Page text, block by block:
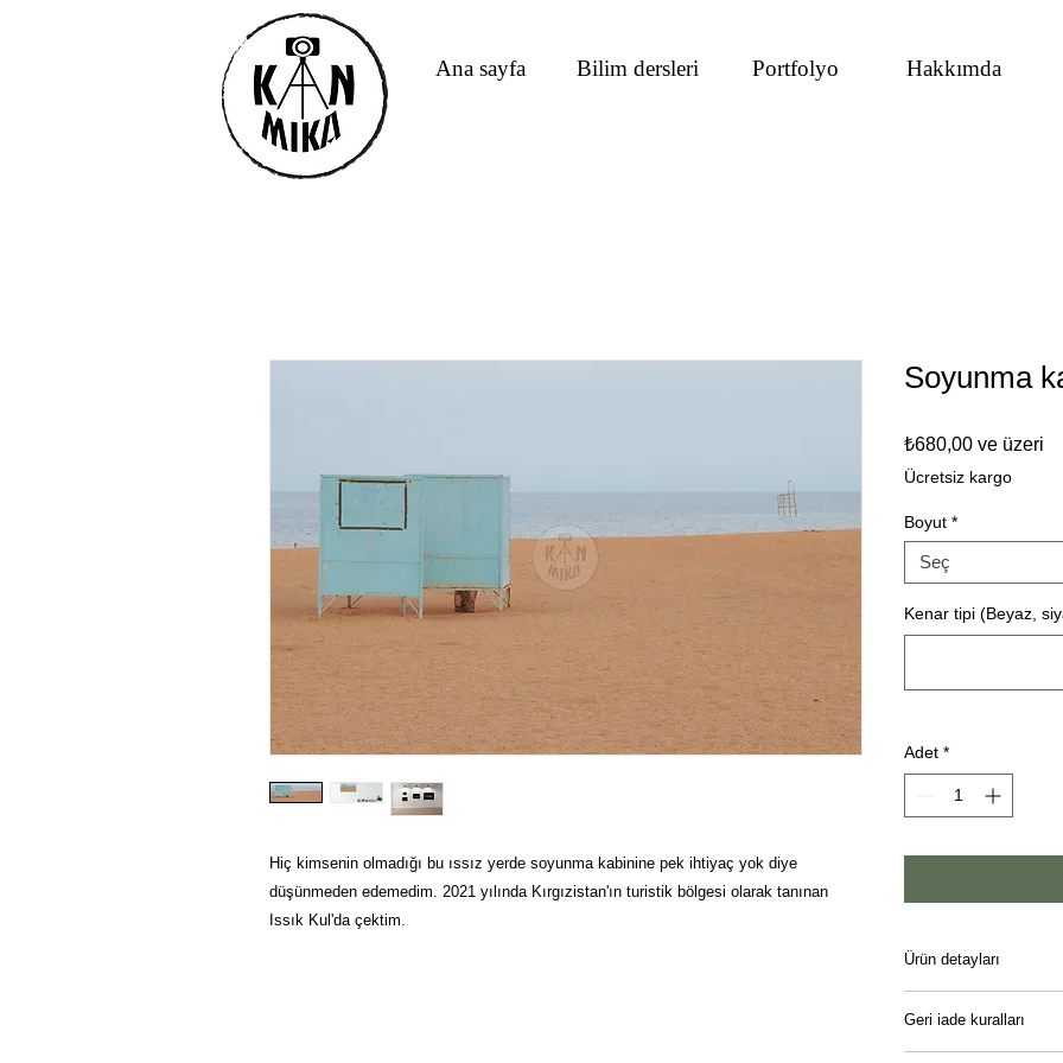
Ana sayfa Bilim dersleri Portfolyo Hakkımda
Hiç kimsenin olmadığı bu ıssız yerde soyunma kabinine pek ihtiyaç yok diye
düşünmeden edemedim. 2021 yılında Kırgızistan'ın turistik bölgesi olarak tanınan
Issık Kul'da çektim.
Soyunma
₺680,00 ve üzeri
Ücretsiz kargo
Boyut *
Seç
Kenar tipi (Beyaz,
Adet *
Ürün detayları
uzun ömürlü bir
tercih edebilirsiniz:
Geri iade kuralları